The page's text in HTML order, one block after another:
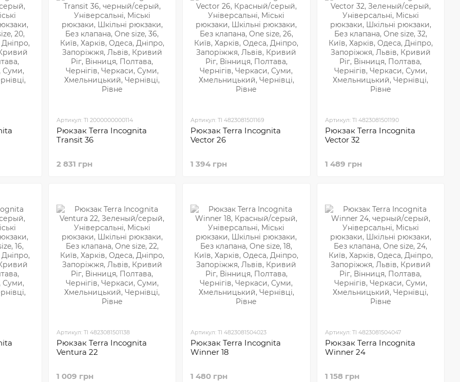
Артикул: TI 2000000000114
Рюкзак Terra Incognita
Transit 36
2 831 грн
Артикул: TI 4823081501169
Рюкзак Terra Incognita
Vector 26
1 394 грн
Артикул: TI 4823081501190
Рюкзак Terra Incognita
Vector 32
1 489 грн
Артикул: TI 4823081501138
Рюкзак Terra Incognita
Ventura 22
1 009 грн
Артикул: TI 4823081504023
Рюкзак Terra Incognita
Winner 18
1 480 грн
Артикул: TI 4823081504047
Рюкзак Terra Incognita
Winner 24
1 158 грн